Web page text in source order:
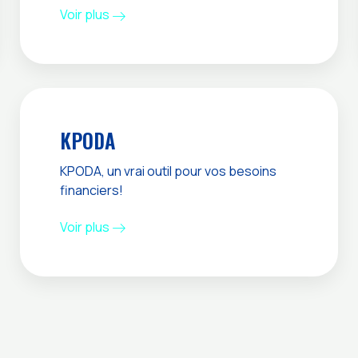
Voir plus
KPODA
KPODA, un vrai outil pour vos besoins
financiers!
Voir plus